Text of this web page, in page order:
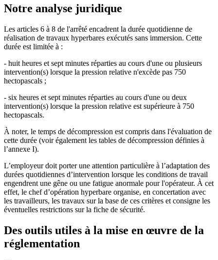
Notre analyse juridique
Les articles 6 à 8 de l'arrêté encadrent la durée quotidienne de
réalisation de travaux hyperbares exécutés sans immersion. Cette
durée est limitée à :
- huit heures et sept minutes réparties au cours d'une ou plusieurs
intervention(s) lorsque la pression relative n'excède pas 750
hectopascals ;
- six heures et sept minutes réparties au cours d'une ou deux
intervention(s) lorsque la pression relative est supérieure à 750
hectopascals.
À noter, le temps de décompression est compris dans l'évaluation de
cette durée (voir également les tables de décompression définies à
l’annexe I).
L’employeur doit porter une attention particulière à l’adaptation des
durées quotidiennes d’intervention lorsque les conditions de travail
engendrent une gêne ou une fatigue anormale pour l'opérateur. À cet
effet, le chef d’opération hyperbare organise, en concertation avec
les travailleurs, les travaux sur la base de ces critères et consigne les
éventuelles restrictions sur la fiche de sécurité.
Des outils utiles à la mise en œuvre de la
réglementation